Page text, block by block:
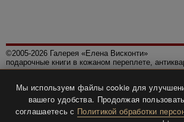
©2005-2026 Галерея «Елена Висконти»
подарочные книги в кожаном переплете,
Политика конфиденциальности
Все права защищены.
Разработка и дизайнBTV-info.
Мы используем файлы cookie для
вашего удобства. Продолжая
соглашаетесь с Политикой обработки